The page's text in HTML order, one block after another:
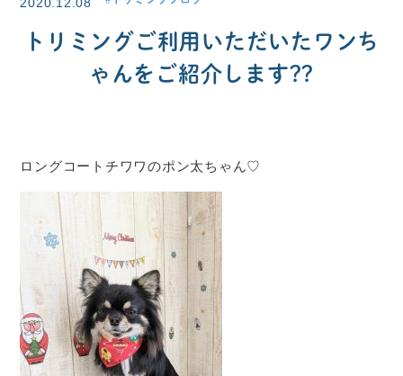
トリミングご利用いただいたワンち
ゃんをご紹介します??
ロングコートチワワのポン太ちゃん♡